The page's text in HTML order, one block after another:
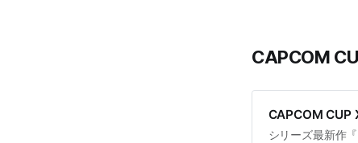
CAPCOM
CAPCOM CUP
シリーズ最新作